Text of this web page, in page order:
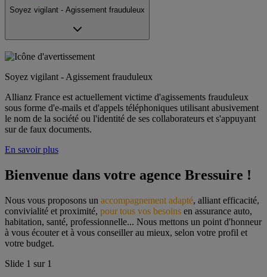
Soyez vigilant - Agissement frauduleux
Soyez vigilant - Agissement frauduleux
Allianz France est actuellement victime d'agissements frauduleux
sous forme d'e-mails et d'appels téléphoniques utilisant abusivement
le nom de la société ou l'identité de ses collaborateurs et s'appuyant
sur de faux documents.
En savoir plus
Bienvenue dans votre agence Bressuire !
Nous vous proposons un accompagnement adapté, alliant efficacité,
convivialité et proximité, pour tous vos besoins en assurance auto,
habitation, santé, professionnelle... Nous mettons un point d'honneur
à vous écouter et à vous conseiller au mieux, selon votre profil et
votre budget.
Slide 1 sur 1